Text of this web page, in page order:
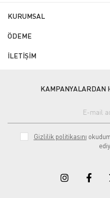
KURUMSAL
ÖDEME
İLETİŞİM
KAMPANYALARDAN
Gizlilik politikasını